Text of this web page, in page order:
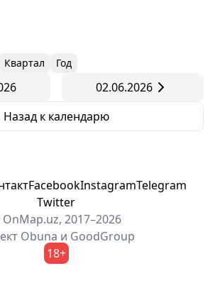
Квартал Год
02.06.2026
Назад к календарю
FacebookInstagramTelegram
Twitter
2017–2026
Obuna и GoodGroup
18+